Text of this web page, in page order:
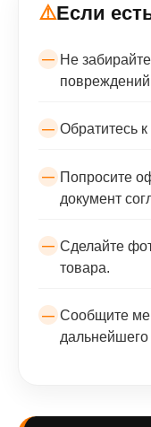
⚠️Если
Не
Обратитесь
Попросите
документ
Сделайте
товара.
Сообщите